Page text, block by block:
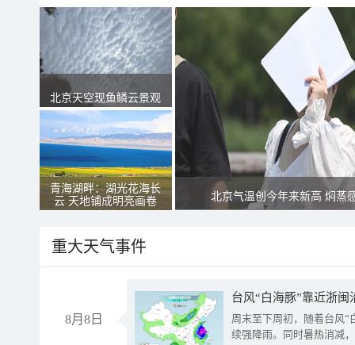
北京天空现鱼鳞云景观
青海湖畔：湖光花海长
云 天地铺成明亮画卷
北京气温创今年来新高 焖蒸
重大天气事件
8月8日
台风“白海豚”靠近浙
周末至下周初，随着台风“
续强降雨。同时暑热消减